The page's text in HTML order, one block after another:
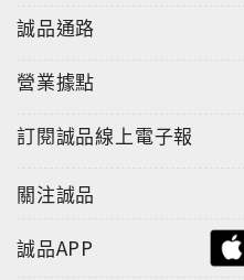
誠品通路
營業據點
訂閱誠品線上電子報
關注誠品
誠品APP